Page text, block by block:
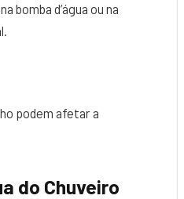
bomba d’água ou na
podem afetar a
do Chuveiro